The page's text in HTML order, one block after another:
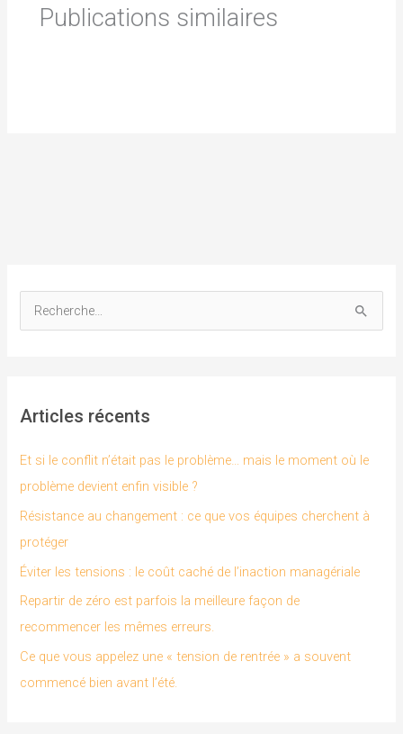
Publications similaires
e
h
e
r
:
Articles récents
Et si le conflit n’était pas le problème… mais le moment où le
problème devient enfin visible ?
Résistance au changement : ce que vos équipes cherchent à
protéger
Éviter les tensions : le coût caché de l’inaction managériale
Repartir de zéro est parfois la meilleure façon de
recommencer les mêmes erreurs.
Ce que vous appelez une « tension de rentrée » a souvent
commencé bien avant l’été.